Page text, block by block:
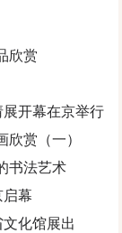
欣赏
展开幕在京举行
赏（一）
书法艺术
启幕
化馆展出